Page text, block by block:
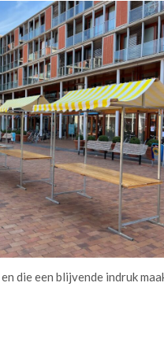
die een blijvende indruk